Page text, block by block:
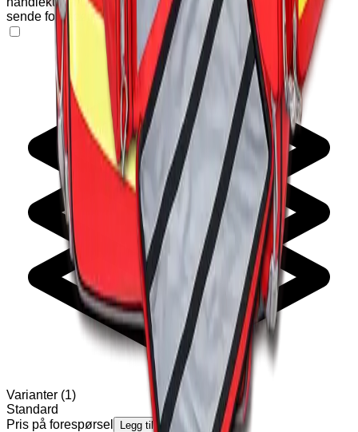
sende forespørsel om pristilbud eller bestilling.
Varianter (1)
Standard
Pris på forespørsel
Legg til